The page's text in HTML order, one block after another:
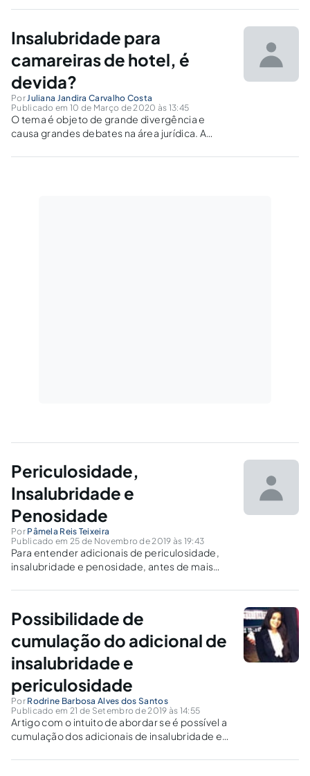
exercício da profissão em condições
Insalubridade para
camareiras de hotel, é
devida?
Por Juliana Jandira Carvalho Costa
Publicado em 10 de Março de 2020 às 13:45
O tema é objeto de grande divergência e
causa grandes debates na área jurídica. A
que diz respeito as decisões proferidas pelos
Periculosidade,
Insalubridade e
Penosidade
Por Pâmela Reis Teixeira
Publicado em 25 de Novembro de 2019 às 19:43
Para entender adicionais de periculosidade,
insalubridade e penosidade, antes de mais
direitos e garantias fundamentais. Os direitos
aos direitos fundamentais.
Possibilidade de
cumulação do adicional de
insalubridade e
periculosidade
Por Rodrine Barbosa Alves dos Santos
Publicado em 21 de Setembro de 2019 às 14:55
Artigo com o intuito de abordar se é possível a
cumulação dos adicionais de insalubridade e
Trabalho.